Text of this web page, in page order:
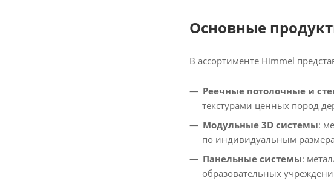
Основные
В ассортименте Himmel
Реечные потолочные и
текстурами ценных пород
Модульные 3D системы:
по индивидуальным
Панельные системы:
образовательных